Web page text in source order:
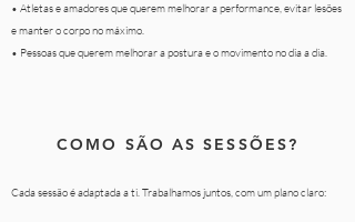
• Atletas e amadores que querem melhorar a performance, evitar lesões
e manter o corpo no máximo.
• Pessoas que querem melhorar a postura e o movimento no dia a dia.
COMO SÃO AS SESSÕES?
Cada sessão é adaptada a ti. Trabalhamos juntos, com um plano claro: